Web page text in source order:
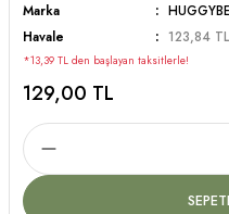
Marka
Havale
123,84
*13,39 TL den başlayan taksitlerle!
129,00 TL